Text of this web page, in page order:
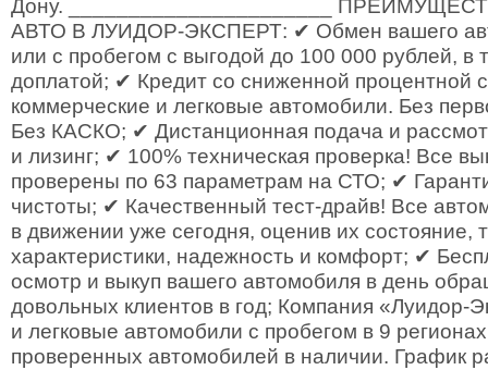
Дону. ______________________
АВТО В ЛУИДОР-ЭКСПЕРТ: ✔ Обмен вашего
или с пробегом с выгодой до 100 000 рублей, в
доплатой; ✔ Кредит со сниженной процентной
коммерческие и легковые автомобили. Без
Без КАСКО; ✔ Дистанционная подача и
и лизинг; ✔ 100% техническая проверка! Все
проверены по 63 параметрам на СТО; ✔
чистоты; ✔ Качественный тест-драйв! Все
в движении уже сегодня, оценив их состояние,
характеристики, надежность и комфорт; ✔
осмотр и выкуп вашего автомобиля в день
довольных клиентов в год; Компания «Луидор-
и легковые автомобили с пробегом в 9
проверенных автомобилей в наличии. График